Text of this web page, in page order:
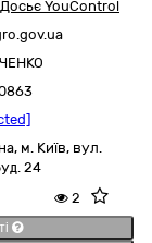
Досьє YouControl
, м. Київ, вул.
24
2